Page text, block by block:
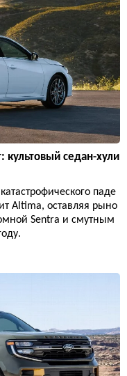
культовый седан-хули
паде
Altima, оставляя рыно
Sentra и смутным